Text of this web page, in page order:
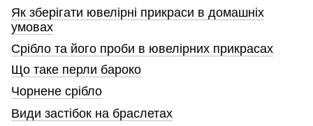
Як зберігати ювелірні прикраси в домашніх
умовах
Срібло та його проби в ювелірних прикрасах
Що таке перли бароко
Чорнене срібло
Види застібок на браслетах